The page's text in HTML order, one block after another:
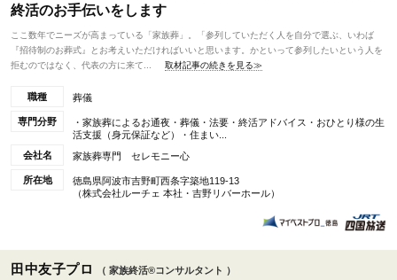
終活のお手伝いをします
ここ数年でニーズが高まっている「家族葬」。「参列していただく人を自分で選ぶ、いわば
『招待制のお葬式』とお考えいただければいいと思います。かといって参列したいという人を
拒むのではなく、代表の方に来て...
取材記事の続きを見る≫
職種 葬儀
専門分野
・家族葬によるお通夜・葬儀・法要・終活アドバイス・おひとり様の生
活支援（身元保証など）・住まい...
会社名
家族葬専門 セレモニー心
所在地
徳島県阿波市吉野町西条字築地119-13
（株式会社ルーチェ 本社・吉野リバーホール）
田中友子プロ （ 家族終活®コンサルタント ）